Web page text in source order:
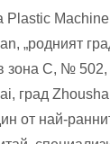
„родният
зона C, №
град
от най-